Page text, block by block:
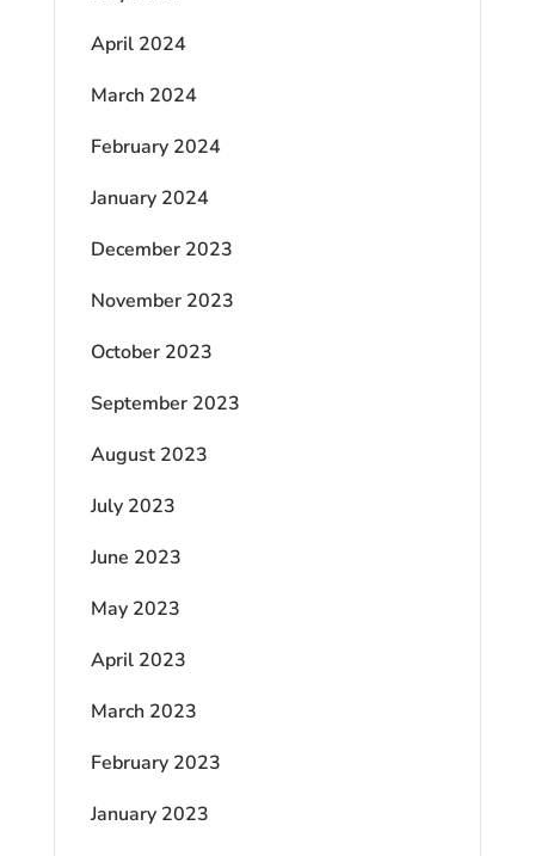
April 2024
March 2024
February 2024
January 2024
December 2023
November 2023
October 2023
September 2023
August 2023
July 2023
June 2023
May 2023
April 2023
March 2023
February 2023
January 2023